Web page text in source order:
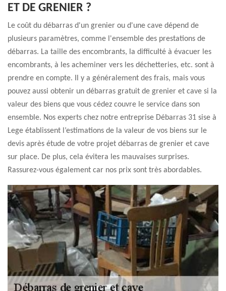
ET DE GRENIER ?
Le coût du débarras d'un grenier ou d'une cave dépend de
plusieurs paramètres, comme l'ensemble des prestations de
débarras. La taille des encombrants, la difficulté à évacuer les
encombrants, à les acheminer vers les déchetteries, etc. sont à
prendre en compte. Il y a généralement des frais, mais vous
pouvez aussi obtenir un débarras gratuit de grenier et cave si la
valeur des biens que vous cédez couvre le service dans son
ensemble. Nos experts chez notre entreprise Débarras 31 sise à
Lege établissent l’estimations de la valeur de vos biens sur le
devis après étude de votre projet débarras de grenier et cave
sur place. De plus, cela évitera les mauvaises surprises.
Rassurez-vous également car nos prix sont très abordables.